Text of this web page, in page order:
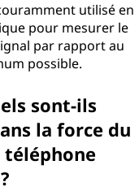
utilisé en
pour mesurer le
par rapport au
possible.
sont-ils
la force du